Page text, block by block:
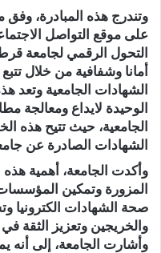
وتندرج هذه المبادرة،
على موقع التواصل
التحول الرقمي لجامعة
أمانا وشفافية من خلال
الشهادات الجامعية وتعد
الوحيدة لايداع ومعالجة
الجامعية، حيث تتيح هذه
الشهادات الصادرة عن
وأكدت الجامعة، أهمية
المزورة وتمكين
صحة الشهادات الكترونيا
والخريجين وتعزيز الثقة
وأشارت الجامعة، إلى أنه